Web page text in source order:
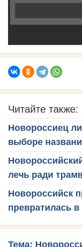
Читайте также:
Новороссиец
выборе
лечь ради
Новороссийск
превратилась
Тема: